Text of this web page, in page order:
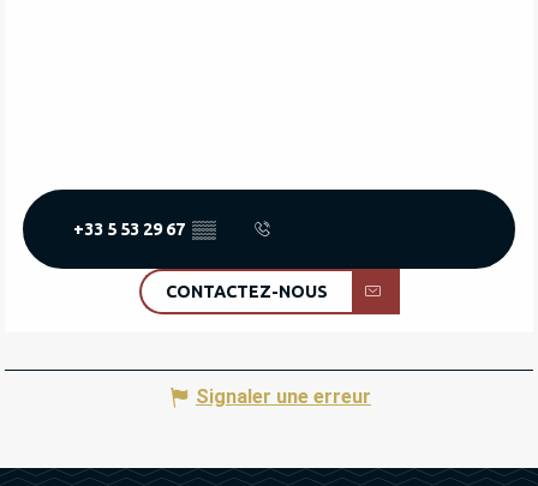
+33 5 53 29 67 ▒▒
CONTACTEZ-NOUS
Signaler une erreur